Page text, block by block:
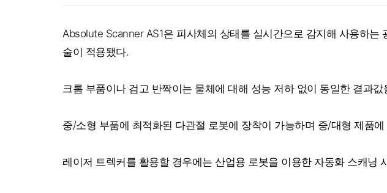
Absolute Scanner AS1은 피사체의 상태를 실시간으로 감지해 사용하
술이 적용됐다.
크롬 부품이나 검고 반짝이는 물체에 대해 성능 저하 없이 동일한 결과
중/소형 부품에 최적화된 다관절 로봇에 장착이 가능하며 중/대형 제품
레이저 트렉커를 활용할 경우에는 산업용 로봇을 이용한 자동화 스캐닝